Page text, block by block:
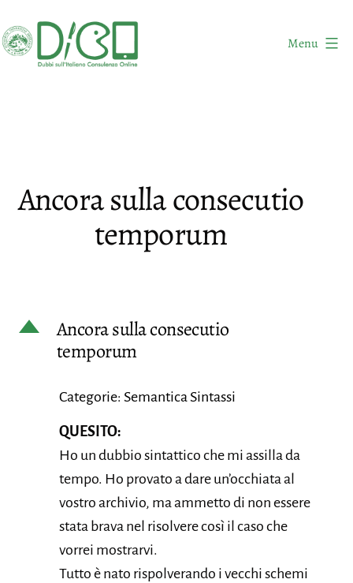
al
contenuto
Online
Menu
Ancora sulla consecutio
temporum
D
Ancora sulla consecutio
temporum
Categorie: Semantica Sintassi
QUESITO:
Ho un dubbio sintattico che mi assilla da
tempo. Ho provato a dare un’occhiata al
vostro archivio, ma ammetto di non essere
stata brava nel risolvere così il caso che
vorrei mostrarvi.
Tutto è nato rispolverando i vecchi schemi